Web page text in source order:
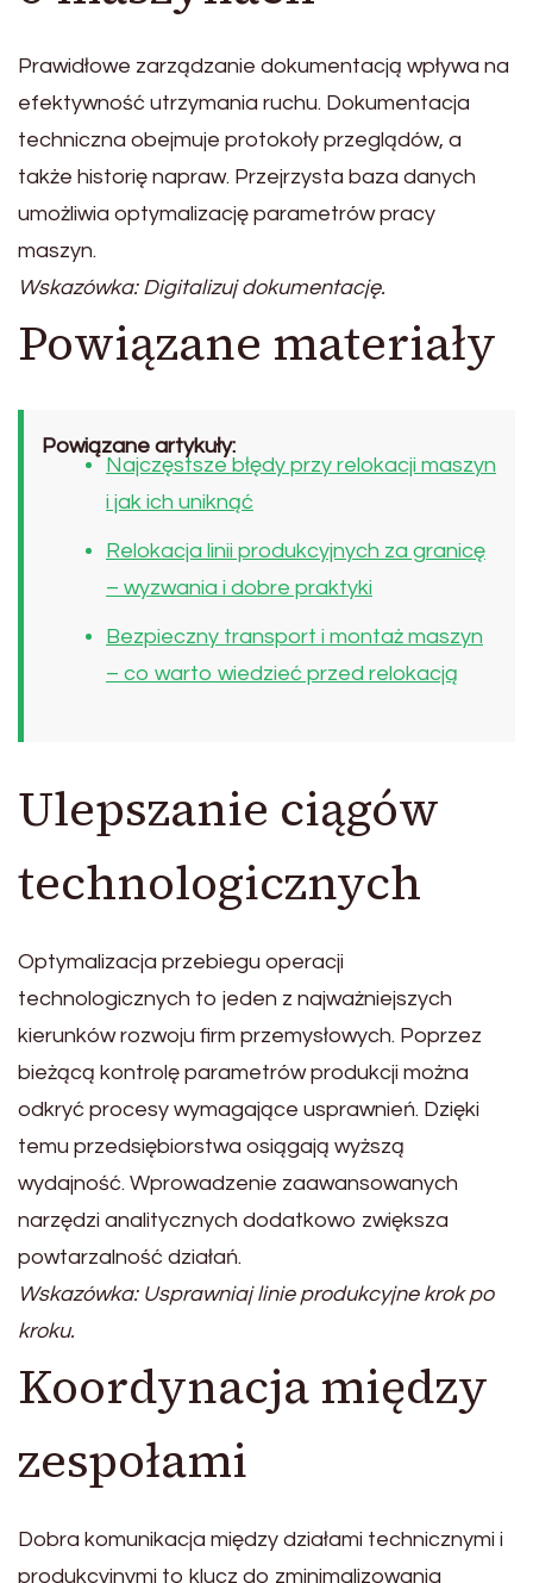
Prawidłowe zarządzanie dokumentacją wpływa na
efektywność utrzymania ruchu. Dokumentacja
techniczna obejmuje protokoły przeglądów, a
także historię napraw. Przejrzysta baza danych
umożliwia optymalizację parametrów pracy
maszyn.
Wskazówka: Digitalizuj dokumentację.
Powiązane materiały
Powiązane artykuły:
Najczęstsze błędy przy relokacji maszyn
i jak ich uniknąć
Relokacja linii produkcyjnych za granicę
– wyzwania i dobre praktyki
Bezpieczny transport i montaż maszyn
– co warto wiedzieć przed relokacją
Ulepszanie ciągów
technologicznych
Optymalizacja przebiegu operacji
technologicznych to jeden z najważniejszych
kierunków rozwoju firm przemysłowych. Poprzez
bieżącą kontrolę parametrów produkcji można
odkryć procesy wymagające usprawnień. Dzięki
temu przedsiębiorstwa osiągają wyższą
wydajność. Wprowadzenie zaawansowanych
narzędzi analitycznych dodatkowo zwiększa
powtarzalność działań.
Wskazówka: Usprawniaj linie produkcyjne krok po
kroku.
Koordynacja między
zespołami
Dobra komunikacja między działami technicznymi i
produkcyjnymi to klucz do zminimalizowania